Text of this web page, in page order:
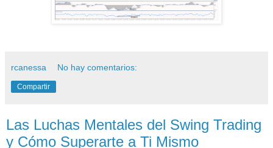
rcanessa No hay comentarios:
Compartir
Las Luchas Mentales del Swing Trading
y Cómo Superarte a Ti Mismo